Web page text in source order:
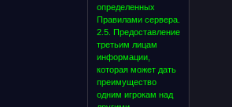
определенных
Правилами сервера.
2.5. Предоставление
третьим лицам
информации,
которая может дать
преимущество
одним игрокам над